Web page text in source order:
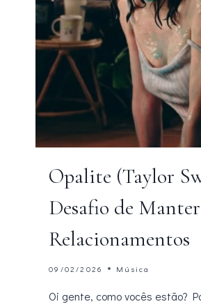
Opalite (Taylor
Desafio de
Relacionamentos
09/02/2026 Música
Oi gente, como vocês estão?